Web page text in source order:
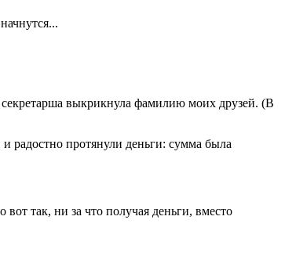
секретарша выкрикнула фамилию моих друзей. (В
радостно протянули деньги: сумма была
так, ни за что получая деньги, вместо